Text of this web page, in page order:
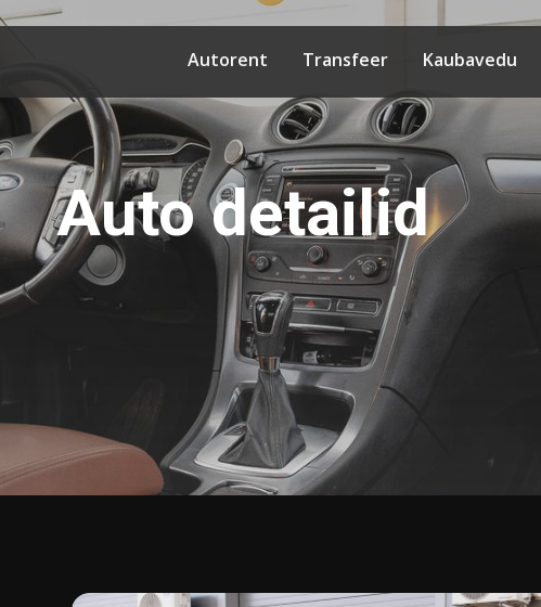
Autorent Transfeer Kaubavedu
Auto detailid